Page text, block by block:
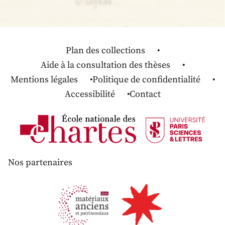
Plan des collections
Aide à la consultation des thèses
Mentions légales
Politique de confidentialité
Accessibilité
Contact
Nos partenaires